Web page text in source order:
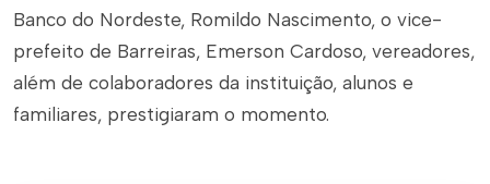
Banco do Nordeste, Romildo Nascimento, o vice-
prefeito de Barreiras, Emerson Cardoso, vereadores,
além de colaboradores da instituição, alunos e
familiares, prestigiaram o momento.